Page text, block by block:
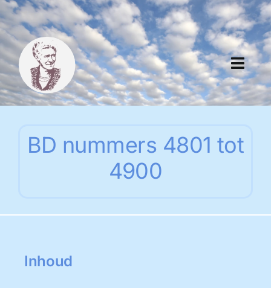
Skip
to
content
Algemeen
Register
Thema boeken
BD nummers 4801 tot
4900
Inhoud